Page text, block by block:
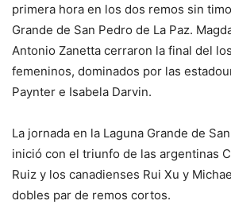
primera hora en los dos remos sin
Grande de San Pedro de La Paz.
Antonio Zanetta cerraron la final del
femeninos, dominados por las
Paynter e Isabela Darvin.
La jornada en la Laguna Grande de
inició con el triunfo de las argentinas
Ruiz y los canadienses Rui Xu y
dobles par de remos cortos.